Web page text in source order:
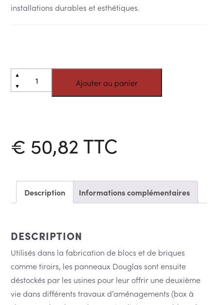
installations durables et esthétiques.
▲
▼
Panneaux
Ajouter au panier
€ 50,82 TTC
Description Informations complémentaires
DESCRIPTION
Utilisés dans la fabrication de blocs et de briques
comme tiroirs, les panneaux Douglas sont ensuite
déstockés par les usines pour leur offrir une deuxième
vie dans différents travaux d’aménagements (box à